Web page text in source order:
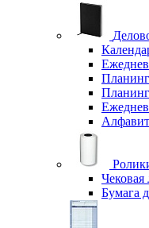
Чековая
Бумага